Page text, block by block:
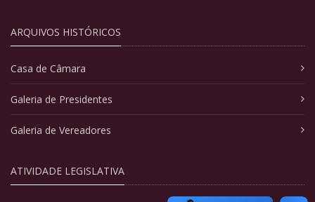
ARQUIVOS HISTÓRICOS
Casa de Câmara
Galeria de Presidentes
Galeria de Vereadores
ATIVIDADE LEGISLATIVA